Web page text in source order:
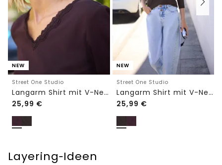
NEW
Street One Studio
Langarm Shirt mit V-Neck und Spitze
25,99 €
NEW
Street One Studio
Langarm Shirt mit V-Neck und Spitze
25,99 €
Layering‑Ideen